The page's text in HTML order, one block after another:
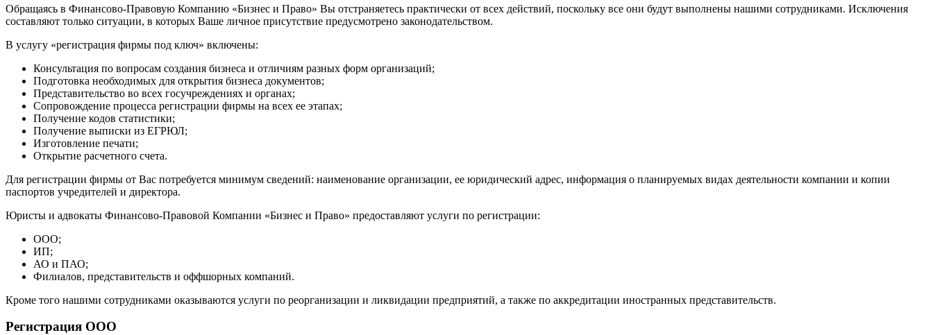
Обращаясь в Финансово-Правовую Компанию «Бизнес и Право» Вы отстраняетесь практически от всех действий, поскольку все они будут выполнены нашими сотрудниками. Исключения
составляют только ситуации, в которых Ваше личное присутствие предусмотрено законодательством.
В услугу «регистрация фирмы под ключ» включены:
Консультация по вопросам создания бизнеса и отличиям разных форм организаций;
Подготовка необходимых для открытия бизнеса документов;
Представительство во всех госучреждениях и органах;
Сопровождение процесса регистрации фирмы на всех ее этапах;
Получение кодов статистики;
Получение выписки из ЕГРЮЛ;
Изготовление печати;
Открытие расчетного счета.
Для регистрации фирмы от Вас потребуется минимум сведений: наименование организации, ее юридический адрес, информация о планируемых видах деятельности компании и копии
паспортов учредителей и директора.
Юристы и адвокаты Финансово-Правовой Компании «Бизнес и Право» предоставляют услуги по регистрации:
ООО;
ИП;
АО и ПАО;
Филиалов, представительств и оффшорных компаний.
Кроме того нашими сотрудниками оказываются услуги по реорганизации и ликвидации предприятий, а также по аккредитации иностранных представительств.
Регистрация ООО